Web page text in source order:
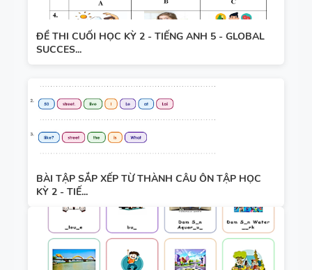
ĐỀ THI CUỐI HỌC KỲ 2 - TIẾNG ANH 5 - GLOBAL
SUCCES...
BÀI TẬP SẮP XẾP TỪ THÀNH CÂU ÔN TẬP HỌC
KỲ 2 - TIẾ...